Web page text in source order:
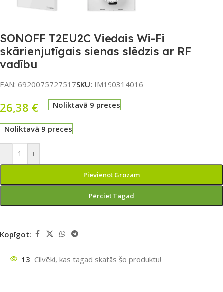
SONOFF T2EU2C Viedais Wi-Fi
skārienjutīgais sienas slēdzis ar RF
vadību
EAN: 6920075727517SKU: IM190314016
26,38 € Noliktavā 9 preces
Noliktavā 9 preces
- +
Pievienot Grozam
Pērciet Tagad
Kopīgot:
13 Cilvēki, kas tagad skatās šo produktu!